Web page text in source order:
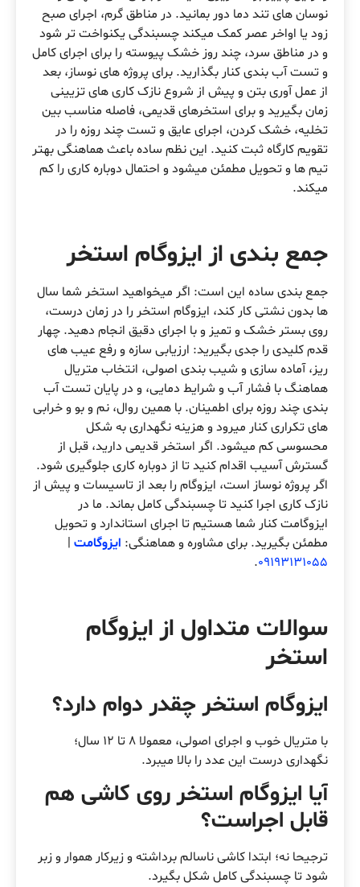
نوسان های تند دما دور بمانید. در مناطق گرم، اجرای صبح
زود یا اواخر عصر کمک میکند چسبندگی یکنواخت تر شود
و در مناطق سرد، چند روز خشک پیوسته را برای اجرای کامل
و تست آب بندی کنار بگذارید. برای پروژه های نوساز، بعد
از عمل آوری بتن و پیش از شروع نازک کاری های تزیینی
زمان بگیرید و برای استخرهای قدیمی، فاصله مناسب بین
تخلیه، خشک کردن، اجرای عایق و تست چند روزه را در
تقویم کارگاه ثبت کنید. این نظم ساده باعث هماهنگی بهتر
تیم ها و تحویل مطمئن میشود و احتمال دوباره کاری را کم
میکند.
جمع بندی از ایزوگام استخر
جمع بندی ساده این است: اگر میخواهید استخر شما سال
ها بدون نشتی کار کند، ایزوگام استخر را در زمان درست،
روی بستر خشک و تمیز و با اجرای دقیق انجام دهید. چهار
قدم کلیدی را جدی بگیرید: ارزیابی سازه و رفع عیب های
ریز، آماده سازی و شیب بندی اصولی، انتخاب متریال
هماهنگ با فشار آب و شرایط دمایی، و در پایان تست آب
بندی چند روزه برای اطمینان. با همین روال، نم و بو و خرابی
های تکراری کنار میرود و هزینه نگهداری به شکل
محسوسی کم میشود. اگر استخر قدیمی دارید، قبل از
گسترش آسیب اقدام کنید تا از دوباره کاری جلوگیری شود.
اگر پروژه نوساز است، ایزوگام را بعد از تاسیسات و پیش از
نازک کاری اجرا کنید تا چسبندگی کامل بماند. ما در
ایزوگامت کنار شما هستیم تا اجرای استاندارد و تحویل
مطمئن بگیرید. برای مشاوره و هماهنگی: ایزوگامت |
09193131055
.
سوالات متداول از ایزوگام
استخر
ایزوگام استخر چقدر دوام دارد؟
با متریال خوب و اجرای اصولی، معمولا 8 تا 12 سال؛
نگهداری درست این عدد را بالا میبرد.
آیا ایزوگام استخر روی کاشی هم
قابل اجراست؟
ترجیحا نه؛ ابتدا کاشی ناسالم برداشته و زیرکار هموار و زبر
شود تا چسبندگی کامل شکل بگیرد.